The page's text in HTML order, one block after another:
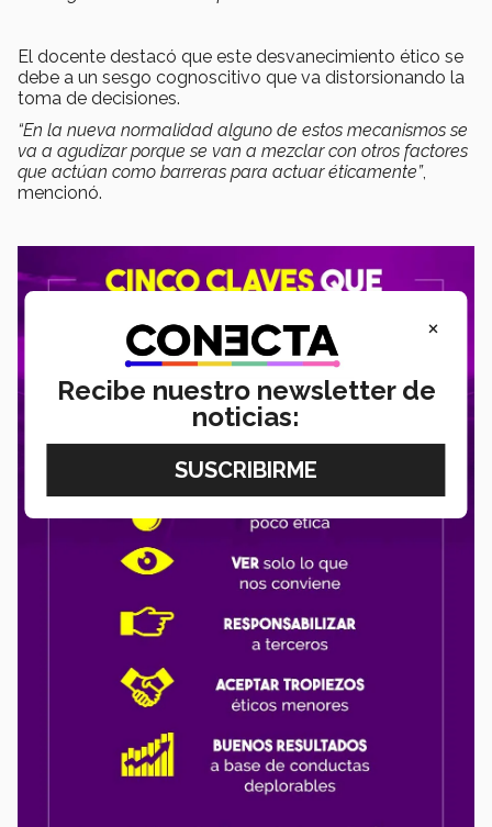
El docente destacó que este desvanecimiento ético se
debe a un sesgo cognoscitivo que va distorsionando la
toma de decisiones.
“En la nueva normalidad alguno de estos mecanismos se
va a agudizar porque se van a mezclar con otros factores
que actúan como barreras para actuar éticamente”,
mencionó.
×
Recibe nuestro newsletter de
noticias: